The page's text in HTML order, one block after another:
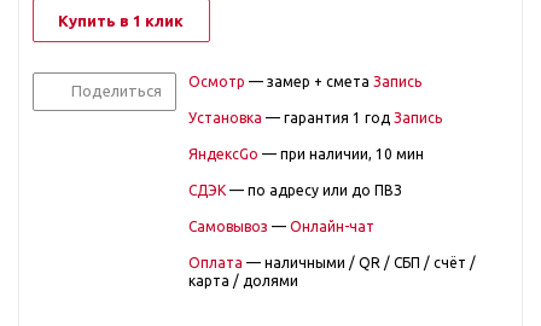
Купить в 1 клик
Поделиться
Осмотр — замер + смета Запись
Установка — гарантия 1 год Запись
ЯндексGo — при наличии, 10 мин
СДЭК — по адресу или до ПВЗ
Самовывоз — Онлайн-чат
Оплата — наличными / QR / СБП / счёт /
карта / долями